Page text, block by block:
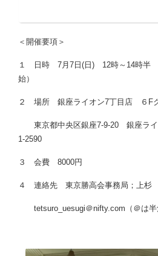
＜開催要項＞
１ 日時 7月7日(日) 12時～14時半
始）
２ 場所 銀座ライオン7丁目店 ６F
東京都中央区銀座7-9-20 銀座ラ
1-2590
３ 会費 8000円
４ 連絡先 東京勝高会事務局；上杉
tetsuro_uesugi＠nifty.com（＠は半